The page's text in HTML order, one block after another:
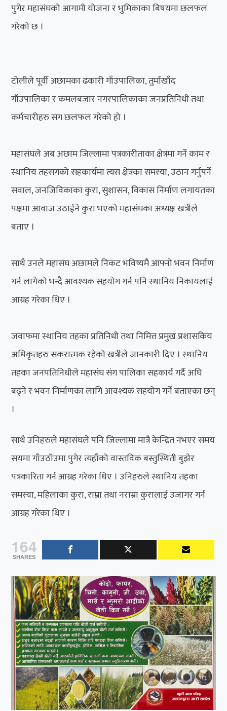
पुगेर महासंघको आगामी योजना र भुमिकाका बिषयमा छलफल
गरेको छ ।
टोलीले पूर्वी अछामका ढकारी गाँउपालिका, तुर्माखाँद
गाँउपालिका र कमलबजार नगरपालिकाका जनप्रतिनिधी तथा
कर्मचारीहरु संग छलफल गरेको हो ।
महासंघले अब अछाम जिल्लामा पत्रकारीताका क्षेत्रमा गर्ने काम र
स्थानिय तहसंगको सहकार्यमा त्यस क्षेत्रका समस्या, उठान गर्नुपर्ने
सवाल, जनजिविकाका कुरा, सुशासन, विकास निर्माण लगायतका
पक्षमा आवाज उठाईने कुरा भएको महासंघका अध्यक्ष खत्रीले
बताए ।
साथै उनले महासंघ अछामले निकट भविष्यमै आफ्नो भवन निर्माण
गर्न लागेको भन्दै आवश्यक सहयोग गर्न पनि स्थानिय निकायलाई
आग्रह गरेका थिए ।
जवाफमा स्थानिय तहका प्रतिनिधी तथा निमित्त प्रमुख प्रशासकिय
अधिकृतहरु सकरात्मक रहेको खत्रीले जानकारी दिए । स्थानिय
तहका जनपतिनिधीले महासंघ संग पालिका सहकार्य गर्दै अघि
बढ्ने र भवन निर्माणका लागि आवश्यक सहयोग गर्ने बताएका छन्
।
साथै उनिहरुले महासंघले पनि जिल्लामा मात्रै केन्द्रित नभएर समय
सयमा गाँउठाँउमा पुगेर त्यहाँको वास्तविक बस्तुस्थिती बुझेर
पत्रकारिता गर्न आग्रह गरेका थिए । उनिहरुले स्थानिय तहका
समस्या, महिलाका कुरा, राम्रा तथा नराम्रा कुरालाई उजागर गर्न
आग्रह गरेका थिए ।
164
SHARES